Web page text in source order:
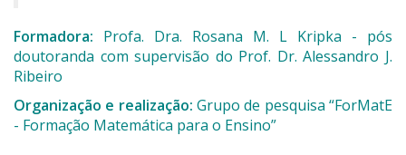
Formadora: Profa. Dra. Rosana M. L Kripka - pós
doutoranda com supervisão do Prof. Dr. Alessandro J.
Ribeiro
Organização e realização: Grupo de pesquisa “ForMatE
- Formação Matemática para o Ensino”